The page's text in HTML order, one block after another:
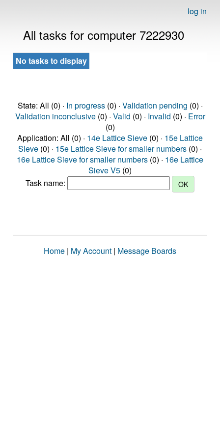
log in
All tasks for computer 7222930
No tasks to display
State: All (0) · In progress(0) · Validation pending (0) ·
Validation inconclusive(0) · Valid (0) · Invalid (0) · Error
(0)
Application: All (0) · 14e Lattice Sieve (0) · 15e Lattice
Sieve (0) · 15e Lattice Sieve for smaller numbers (0) ·
16e Lattice Sieve for smaller numbers (0) · 16e Lattice
Sieve V5 (0)
Task name:
Home | My Account | Message Boards